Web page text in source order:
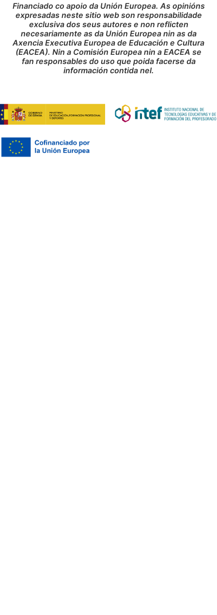
Financiado co apoio da Unión Europea. As opinións
expresadas neste sitio web son responsabilidade
exclusiva dos seus autores e non reflicten
necesariamente as da Unión Europea nin as da
Axencia Executiva Europea de Educación e Cultura
(EACEA). Nin a Comisión Europea nin a EACEA se
fan responsables do uso que poida facerse da
información contida nel.